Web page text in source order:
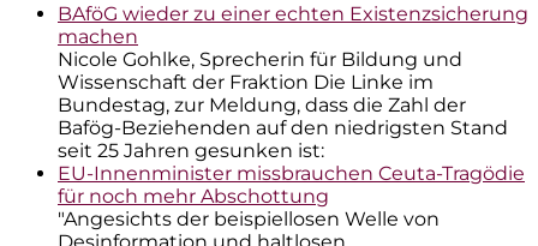
BAföG wieder zu einer echten Existenzsicherung
machen
Nicole Gohlke, Sprecherin für Bildung und
Wissenschaft der Fraktion Die Linke im
Bundestag, zur Meldung, dass die Zahl der
Bafög-Beziehenden auf den niedrigsten Stand
seit 25 Jahren gesunken ist:
EU-Innenminister missbrauchen Ceuta-Tragödie
für noch mehr Abschottung
"Angesichts der beispiellosen Welle von